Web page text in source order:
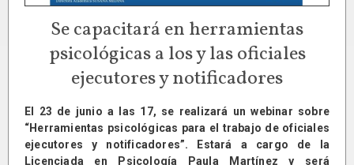
Se capacitará en herramientas
psicológicas a los y las oficiales
ejecutores y notificadores
El 23 de junio a las 17, se realizará un webinar sobre
“Herramientas psicológicas para el trabajo de oficiales
ejecutores y notificadores”. Estará a cargo de la
Licenciada en Psicología Paula Martínez y será